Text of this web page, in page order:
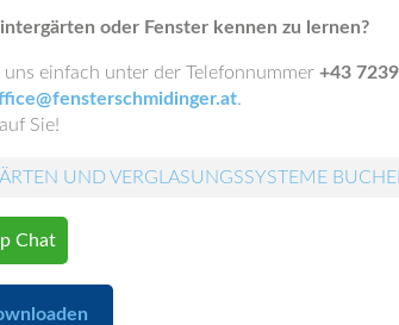
oder Fenster kennen zu lernen?
einfach unter der Telefonnummer +43
.
Sie!
UND VERGLASUNGSSYSTEME
Chat